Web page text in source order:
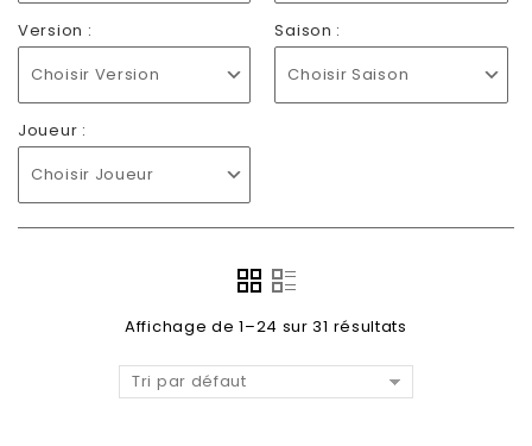
Version :
Choisir Version
Saison :
Choisir Saison
Joueur :
Choisir Joueur
Affichage de 1–24 sur 31 résultats
Tri par défaut